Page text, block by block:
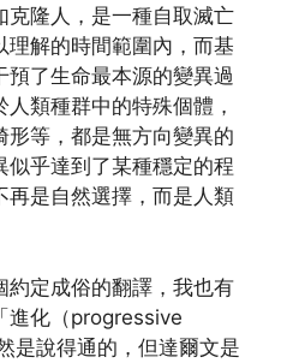
克隆人，是一種自取滅亡
理解的時間範圍內，而基
預了生命最本源的變異過
類種群中的特殊個體，
等，都是無方向變異的
乎達到了某種穩定的程
再是自然選擇，而是人類
約定成俗的翻譯，我也有
進化（progressive
是說得通的，但達爾文是